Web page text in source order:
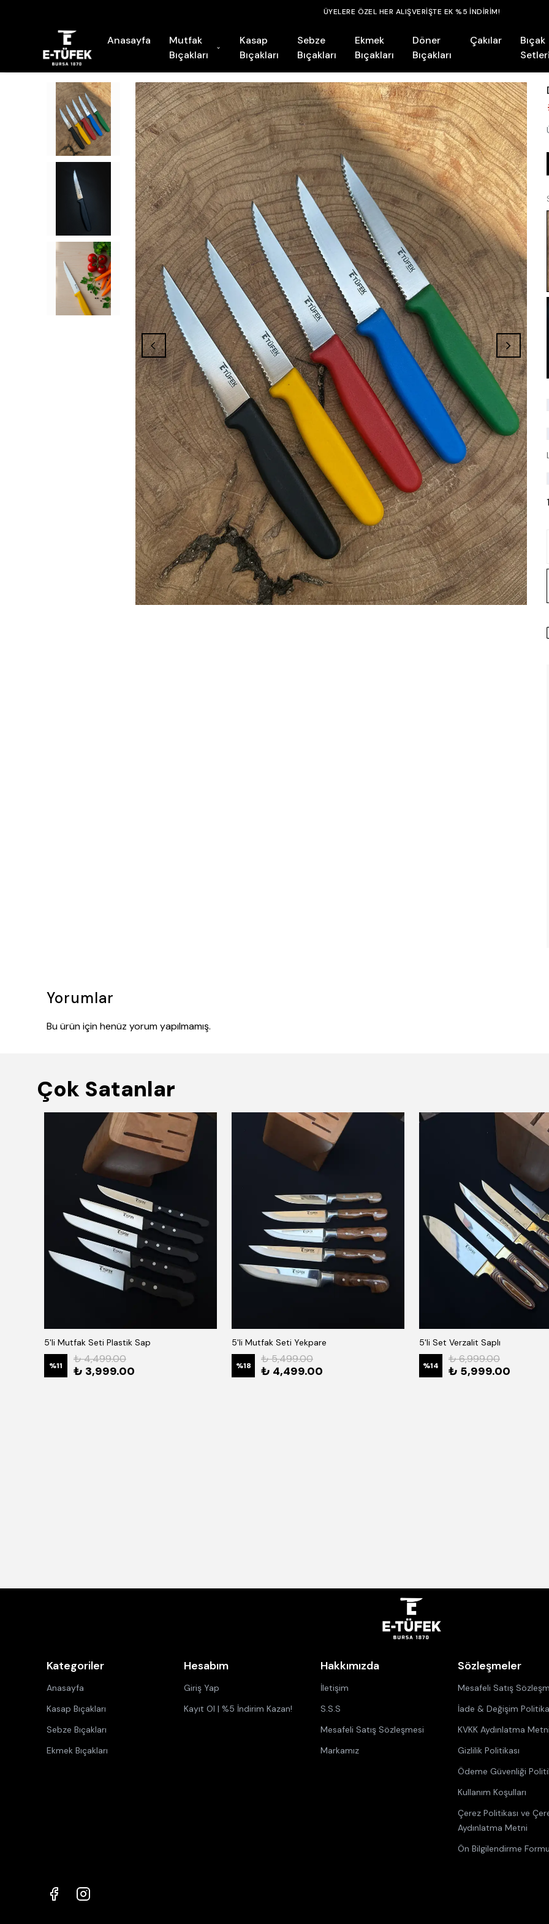
ÜYELERE ÖZEL HER ALIŞVERİŞTE EK %5 İNDİRİM!
Anasayfa
Mutfak
Bıçakları
Kasap
Bıçakları
Sebze
Bıçakları
Ekmek
Bıçakları
Döner
Bıçakları
Çakılar
Bıçak
Setleri
Yorumlar
Bu ürün için henüz yorum yapılmamış.
Çok Satanlar
5'li Mutfak Seti Plastik Sap
%11
₺ 4,499.00
₺ 3,999.00
5'li Mutfak Seti Yekpare
%18
₺ 5,499.00
₺ 4,499.00
5'li Set Verzalit Saplı
%14
₺ 6,999.00
₺ 5,999.00
Kategoriler
Anasayfa
Kasap Bıçakları
Sebze Bıçakları
Ekmek Bıçakları
Hesabım
Giriş Yap
Kayıt Ol | %5 İndirim Kazan!
Hakkımızda
İletişim
S.S.S
Mesafeli Satış Sözleşmesi
Markamız
Sözleşmeler
Mesafeli Satış
İade & Değişim
KVKK Aydınlatma Metni
Gizlilik Politikası
Ödeme Güvenliği
Kullanım Koşulları
Çerez Politikası ve
Aydınlatma Metni
Ön Bilgilendirme Formu